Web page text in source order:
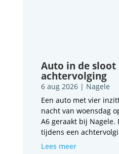
Auto in de sloot
achtervolging
6 aug 2026| Nagele
Een auto met vier
nacht van woensdag
A6 geraakt bij Nagele.
tijdens een
Lees meer